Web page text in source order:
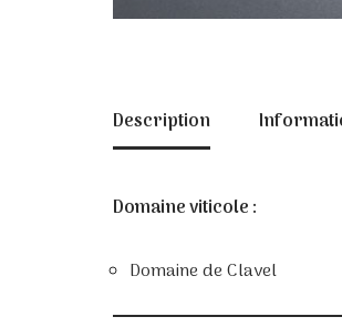
Description
Domaine viticole :
Domaine de Clavel